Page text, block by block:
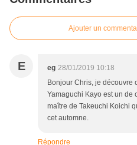
Ajouter un
E eg 28/01/2019 10:18
Bonjour Chris, je découvre
Yamaguchi Kayo est un de
maître de Takeuchi Koichi
cet automne.
Répondre